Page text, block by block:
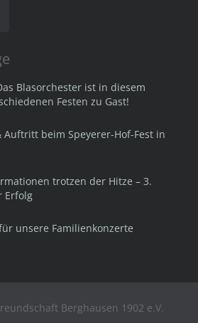
Blasorchester ist in diesem
Festen zu Gast!
beim Speyerer-Hof-Fest in
trotzen der Hitze – 3.
Erfolg
unsere Familienkonzerte
Berghausen 1902 e.V.